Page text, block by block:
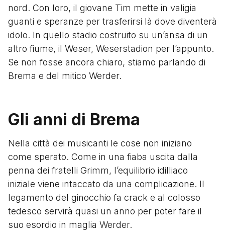
nord. Con loro, il giovane Tim mette in valigia
guanti e speranze per trasferirsi là dove diventerà
idolo. In quello stadio costruito su un’ansa di un
altro fiume, il Weser, Weserstadion per l’appunto.
Se non fosse ancora chiaro, stiamo parlando di
Brema e del mitico Werder.
Gli anni di Brema
Nella città dei musicanti le cose non iniziano
come sperato. Come in una fiaba uscita dalla
penna dei fratelli Grimm, l’equilibrio idilliaco
iniziale viene intaccato da una complicazione. Il
legamento del ginocchio fa crack e al colosso
tedesco servirà quasi un anno per poter fare il
suo esordio in maglia Werder.